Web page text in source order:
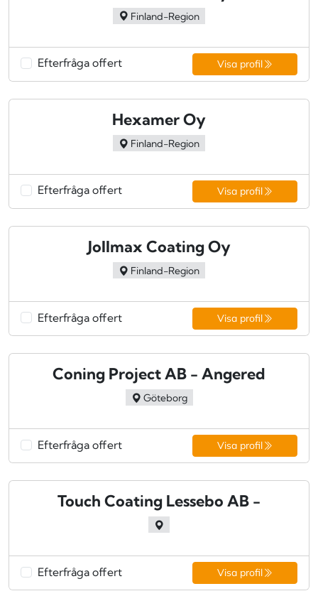
Finland-Region
Efterfråga offert Visa profil
Hexamer Oy
Finland-Region
Efterfråga offert Visa profil
Jollmax Coating Oy
Finland-Region
Efterfråga offert Visa profil
Coning Project AB - Angered
Göteborg
Efterfråga offert Visa profil
Touch Coating Lessebo AB -
Efterfråga offert Visa profil